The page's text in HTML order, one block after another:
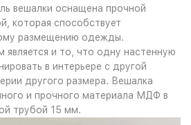
вешалки оснащена прочной
которая способствует
размещению одежды.
является и то, что одну настенную
в интерьере с другой
другого размера. Вешалка
и прочного материала МДФ в
трубой 15 мм.